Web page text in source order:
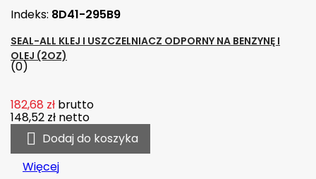
Indeks: 8D41-295B9
SEAL-ALL KLEJ I USZCZELNIACZ ODPORNY NA BENZYNĘ I
OLEJ (2OZ)
(0)
182,68 zł brutto
148,52 zł netto
 Dodaj do koszyka
Więcej